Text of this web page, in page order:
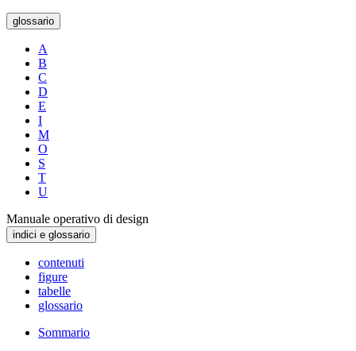
glossario
A
B
C
D
E
I
M
O
S
T
U
Manuale operativo di design
indici e glossario
contenuti
figure
tabelle
glossario
Sommario